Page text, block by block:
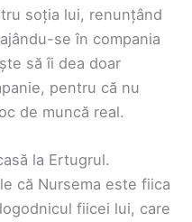
soția lui, renunțând
se în compania
să îi dea doar
pentru că nu
de muncă real.
la Ertugrul.
că Nursema este fiica
fiicei lui, care